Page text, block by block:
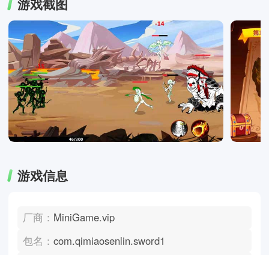
游戏截图
游戏信息
厂商： MiniGame.vip
包名：com.qimiaosenlin.sword1